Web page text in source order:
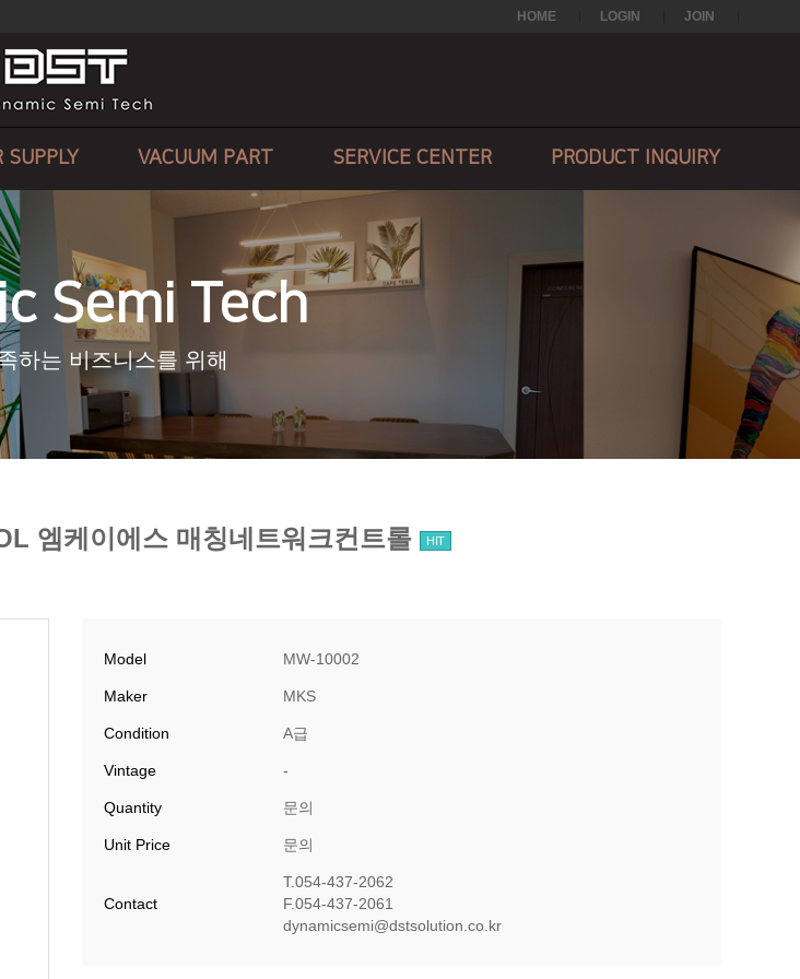
HOME LOGIN JOIN
SUPPLY VACUUM PART SERVICE CENTER PRODUCT INQUIRY
Semi Tech
하는 비즈니스를 위해
엠케이에스 매칭네트워크컨트롤 HIT
Model MW-10002
Maker MKS
Condition A급
Vintage -
Quantity 문의
Unit Price 문의
Contact
T.054-437-2062
F.054-437-2061
​dynamicsemi@dstsolution.co.kr